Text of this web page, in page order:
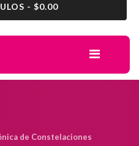
- $0.00
de Constelaciones